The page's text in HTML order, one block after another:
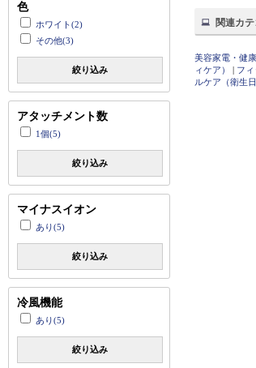
色
ホワイト(2)
その他(3)
絞り込み
アタッチメント数
1個(5)
絞り込み
マイナスイオン
あり(5)
絞り込み
冷風機能
あり(5)
絞り込み
関連カテ
美容家電・健
ィケア）
| フ
ルケア（衛生日